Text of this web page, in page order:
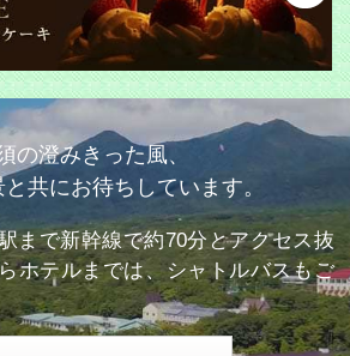
の澄みきった風、
共にお待ちしています。
まで新幹線で約70分とアクセス抜
ホテルまでは、シャトルバスもご